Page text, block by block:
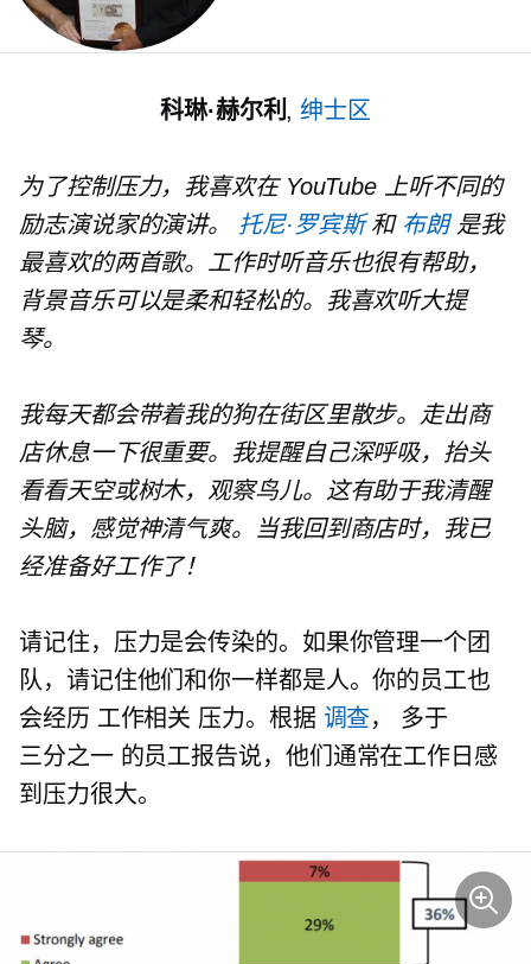
科琳·赫尔利 ,绅士区
为了控制压力，我喜欢在 YouTube 上听不同的
励志演说家的演讲。 托尼·罗宾斯和 布朗是我
最喜欢的两首歌。工作时听音乐也很有帮助，
背景音乐可以是柔和轻松的。我喜欢听大提
琴。
我每天都会带着我的狗在街区里散步。走出商
店休息一下很重要。我提醒自己深呼吸，抬头
看看天空或树木，观察鸟儿。这有助于我清醒
头脑，感觉神清气爽。当我回到商店时，我已
经准备好工作了！
请记住，压力是会传染的。如果你管理一个团
队，请记住他们和你一样都是人。你的员工也
会经历 工作相关 压力。根据 调查， 多于
三分之一的员工报告说，他们通常在工作日感
到压力很大。